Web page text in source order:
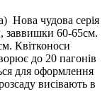
Нова чудова серія
заввишки 60-65см.
Квітконоси
до 20 пагонів
для оформлення
висівають в